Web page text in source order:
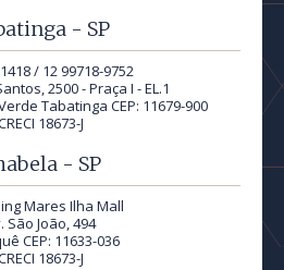
- SP
/ 12 99718-9752
2500 - Praça I - EL.1
Tabatinga CEP: 11679-900
18673-J
- SP
Mares Ilha Mall
São João, 494
CEP: 11633-036
18673-J